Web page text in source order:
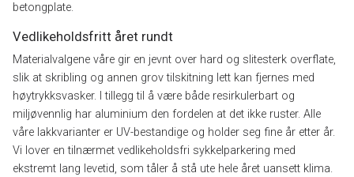
betongplate.
Vedlikeholdsfritt året rundt
Materialvalgene våre gir en jevnt over hard og slitesterk overflate,
slik at skribling og annen grov tilskitning lett kan fjernes med
høytrykksvasker. I tillegg til å være både resirkulerbart og
miljøvennlig har aluminium den fordelen at det ikke ruster. Alle
våre lakkvarianter er UV-bestandige og holder seg fine år etter år.
Vi lover en tilnærmet vedlikeholdsfri sykkelparkering med
ekstremt lang levetid, som tåler å stå ute hele året uansett klima.